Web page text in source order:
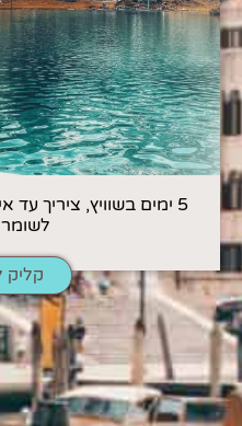
5 ימים בשוויץ, ציריך
קליק